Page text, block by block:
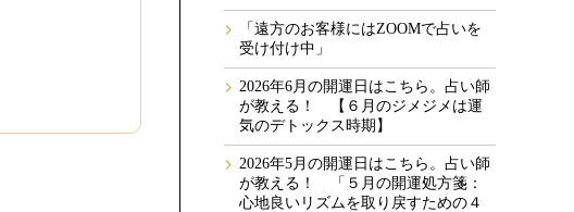
「遠方のお客様にはZOOMで占いを
受け付け中」
2026年6月の開運日はこちら。占い師
が教える！ 【６月のジメジメは運
気のデトックス時期】
2026年5月の開運日はこちら。占い師
が教える！ 「５月の開運処方箋：
心地良いリズムを取り戻すための４